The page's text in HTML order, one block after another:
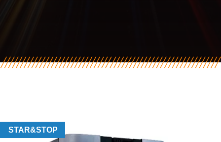
STAR&STOP